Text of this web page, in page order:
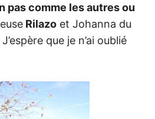
pas comme les autres ou
Rilazo et Johanna du
J’espère que je n’ai oublié